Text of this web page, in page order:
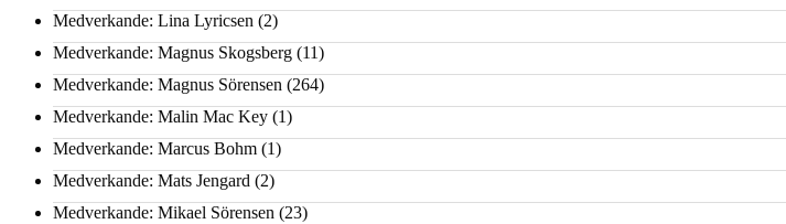
Medverkande: Lina Lyricsen (2)
Medverkande: Magnus Skogsberg (11)
Medverkande: Magnus Sörensen (264)
Medverkande: Malin Mac Key (1)
Medverkande: Marcus Bohm (1)
Medverkande: Mats Jengard (2)
Medverkande: Mikael Sörensen (23)